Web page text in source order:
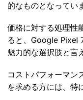
的なものとなってい
価格に対する処理性
ると、Google Pixel
魅力的な選択肢と言
コストパフォーマン
を求める方には、特